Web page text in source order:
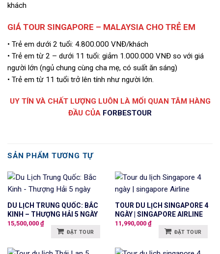
khách
GIÁ TOUR SINGAPORE – MALAYSIA CHO TRẺ EM
• Trẻ em dưới 2 tuổi: 4.800.000 VNĐ/khách
• Trẻ em từ 2 – dưới 11 tuổi: giảm 1.000.000 VNĐ so với giá
người lớn (ngủ chung cùng cha mẹ, có suất ăn sáng)
• Trẻ em từ 11 tuổi trở lên tính như người lớn.
UY TÍN VÀ CHẤT LƯỢNG LUÔN LÀ MỐI QUAN TÂM HÀNG
ĐẦU CỦA FORBESTOUR
SẢN PHẨM TƯƠNG TỰ
DU LỊCH TRUNG QUỐC: BẮC
KINH – THƯỢNG HẢI 5 NGÀY
15,500,000 ₫
ĐẶT TOUR
TOUR DU LỊCH SINGAPORE 4
NGÀY | SINGAPORE AIRLINE
11,990,000 ₫
ĐẶT TOUR